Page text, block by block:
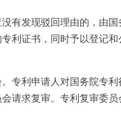
有发现驳回理由的，由
利证书，同时予以登记
专利申请人对国务院专
请求复审。专利复审委员